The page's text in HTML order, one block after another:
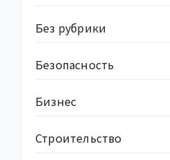
Без рубрики
Безопасность
Бизнес
Строительство